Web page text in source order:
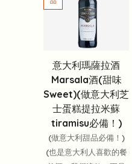
意大利瑪薩拉酒
Marsala酒(甜味
Sweet)(做意大利芝
士蛋糕提拉米蘇
tiramisu必備！)
(做意大利甜品必備！)
(也是意大利人喜歡的餐